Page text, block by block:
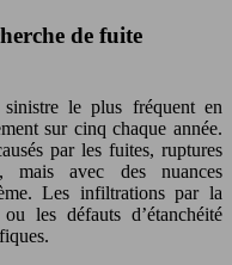
de fuite
le plus fréquent en
sur cinq chaque année.
par les fuites, ruptures
mais avec des nuances
Les infiltrations par la
les défauts d’étanchéité